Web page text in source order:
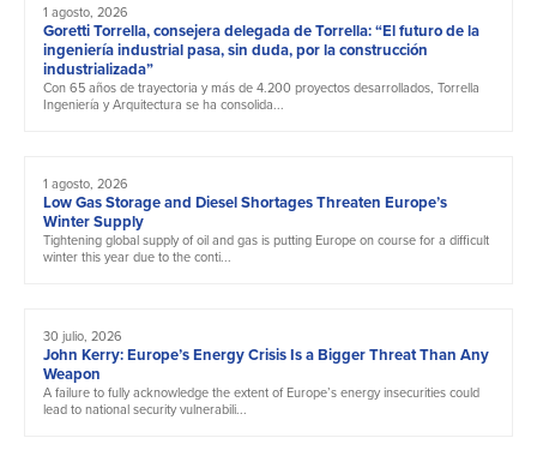
1 agosto, 2026
Goretti Torrella, consejera delegada de Torrella: “El futuro de la
ingeniería industrial pasa, sin duda, por la construcción
industrializada”
Con 65 años de trayectoria y más de 4.200 proyectos desarrollados, Torrella
Ingeniería y Arquitectura se ha consolida...
1 agosto, 2026
Low Gas Storage and Diesel Shortages Threaten Europe’s
Winter Supply
Tightening global supply of oil and gas is putting Europe on course for a difficult
winter this year due to the conti...
30 julio, 2026
John Kerry: Europe’s Energy Crisis Is a Bigger Threat Than Any
Weapon
A failure to fully acknowledge the extent of Europe’s energy insecurities could
lead to national security vulnerabili...